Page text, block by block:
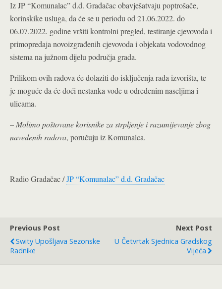
Iz JP “Komunalac” d.d. Gradačac obavješatvaju poptrošače,
korinskike usluga, da će se u periodu od 21.06.2022. do
06.07.2022. godine vršiti kontrolni pregled, testiranje cjevovoda i
primopredaja novoizgrađenih cjevovoda i objekata vodovodnog
sistema na južnom dijelu područja grada.
Prilikom ovih radova će dolaziti do isključenja rada izvorišta, te
je moguće da će doći nestanka vode u određenim naseljima i
ulicama.
– Molimo poštovane korisnike za strpljenje i razumijevanje zbog
navedenih radova, poručuju iz Komunalca.
Radio Gradačac /JP “Komunalac” d.d. Gradačac
Previous Post
Swity Upošljava Sezonske
Radnike
Next Post
U Četvrtak Sjednica Gradskog
Vijeća